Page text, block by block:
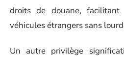
droits de douane, facilitant
véhicules étrangers sans
Un autre privilège